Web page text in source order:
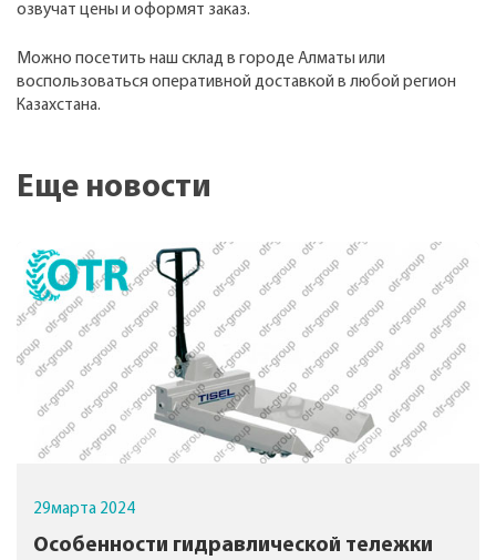
озвучат цены и оформят заказ.
Можно посетить наш склад в городе Алматы или
воспользоваться оперативной доставкой в любой регион
Казахстана.
Еще новости
29марта 2024
Особенности гидравлической тележки